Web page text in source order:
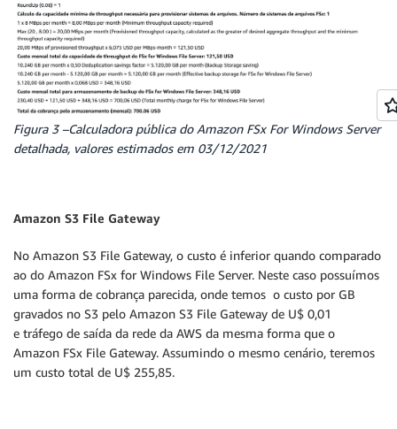
Figura 3 –Calculadora pública do Amazon FSx For Windows Server
detalhada, valores estimados em 03/12/2021
Amazon S3 File Gateway
No Amazon S3 File Gateway, o custo é inferior quando comparado
ao do Amazon FSx for Windows File Server. Neste caso possuímos
uma forma de cobrança parecida, onde temos o custo por GB
gravados no S3 pelo Amazon S3 File Gateway de U$ 0,01
e tráfego de saída da rede da AWS da mesma forma que o
Amazon FSx File Gateway. Assumindo o mesmo cenário, teremos
um custo total de U$ 255,85.